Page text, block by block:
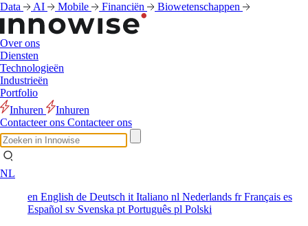
Data
AI Mobile Financiën Biowetenschappen
Over ons
Diensten
Technologieën
Industrieën
Portfolio
Inhuren
Inhuren
Contacteer ons Contacteer ons
NL
en English de Deutsch it Italiano nl Nederlands frFrançais es
Español sv Svenska pt Português pl Polski